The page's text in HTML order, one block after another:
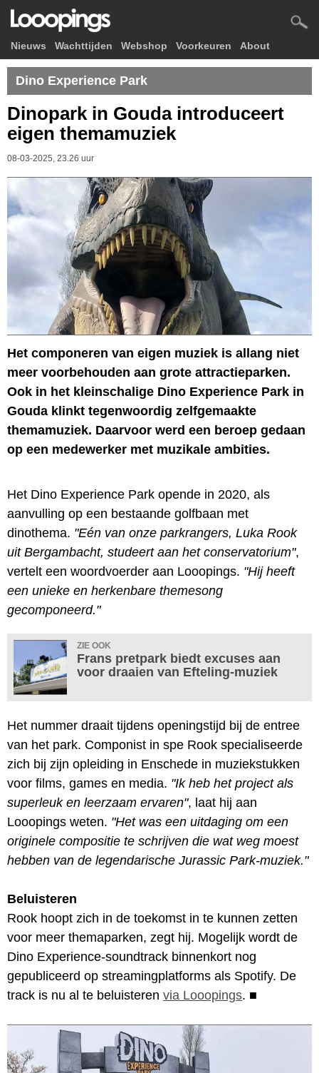
Nieuws Wachttijden Webshop Voorkeuren About
Dino Experience Park
Dinopark in Gouda introduceert
eigen themamuziek
08-03-2025, 23.26 uur
Het componeren van eigen muziek is allang niet
meer voorbehouden aan grote attractieparken.
Ook in het kleinschalige Dino Experience Park in
Gouda klinkt tegenwoordig zelfgemaakte
themamuziek. Daarvoor werd een beroep gedaan
op een medewerker met muzikale ambities.
Het Dino Experience Park opende in 2020, als
aanvulling op een bestaande golfbaan met
dinothema. "Eén van onze parkrangers, Luka Rook
uit Bergambacht, studeert aan het conservatorium",
vertelt een woordvoerder aan Looopings. "Hij heeft
een unieke en herkenbare themesong
gecomponeerd."
ZIE OOK
Frans pretpark biedt excuses aan
voor draaien van Efteling-muziek
Het nummer draait tijdens openingstijd bij de entree
van het park. Componist in spe Rook specialiseerde
zich bij zijn opleiding in Enschede in muziekstukken
voor films, games en media. "Ik heb het project als
superleuk en leerzaam ervaren", laat hij aan
Looopings weten. "Het was een uitdaging om een
originele compositie te schrijven die wat weg moest
hebben van de legendarische Jurassic Park-muziek."
Beluisteren
Rook hoopt zich in de toekomst in te kunnen zetten
voor meer themaparken, zegt hij. Mogelijk wordt de
Dino Experience-soundtrack binnenkort nog
gepubliceerd op streamingplatforms als Spotify. De
track is nu al te beluisteren via Looopings. ■